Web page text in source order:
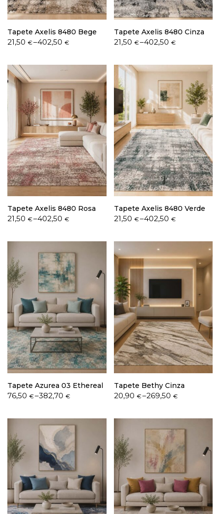
Tapete Axelis 8480 Bege
21,50 €–402,50€
Price
through
402,50 €
Tapete Axelis 8480 Cinza
21,50 €–402,50 €
Price
through
402,50 €
Tapete Axelis 8480 Rosa
21,50 €–402,50€
Price
402,50 €
Tapete Axelis 8480 Verde
21,50 €–402,50 €
Price
through
402,50 €
Tapete Azurea 03 Ethereal
76,50 €–382,70€
Price
382,70 €
Tapete Bethy Cinza
20,90 €–269,50 €
Price
269,50 €